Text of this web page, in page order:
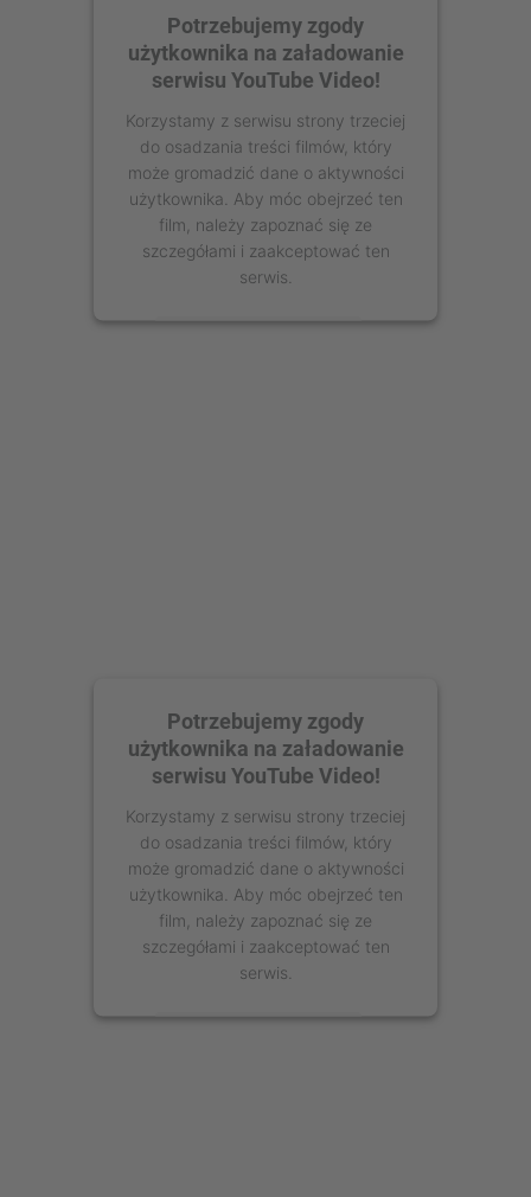
Potrzebujemy zgody
użytkownika na załadowanie
serwisu YouTube Video!
Korzystamy z serwisu strony trzeciej
do osadzania treści filmów, który
może gromadzić dane o aktywności
użytkownika. Aby móc obejrzeć ten
film, należy zapoznać się ze
szczegółami i zaakceptować ten
serwis.
Potrzebujemy zgody
użytkownika na załadowanie
serwisu YouTube Video!
Korzystamy z serwisu strony trzeciej
do osadzania treści filmów, który
może gromadzić dane o aktywności
użytkownika. Aby móc obejrzeć ten
film, należy zapoznać się ze
szczegółami i zaakceptować ten
serwis.